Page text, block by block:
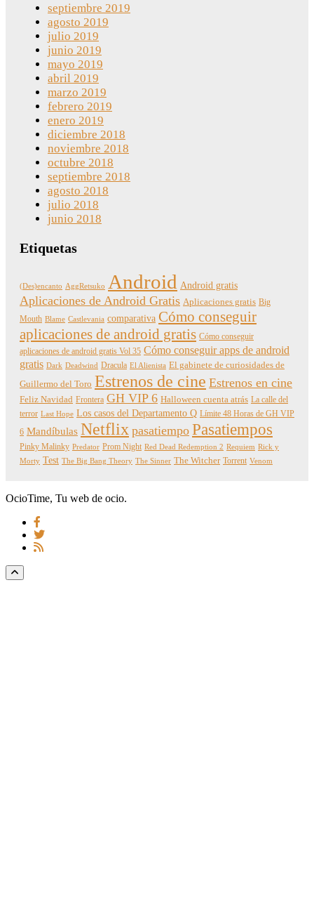
septiembre 2019
agosto 2019
julio 2019
junio 2019
mayo 2019
abril 2019
marzo 2019
febrero 2019
enero 2019
diciembre 2018
noviembre 2018
octubre 2018
septiembre 2018
agosto 2018
julio 2018
junio 2018
Etiquetas
(Des)encanto AggRetsuko Android Android gratis
Aplicaciones de Android Gratis Aplicaciones gratis Big
Mouth Blame Castlevania comparativa Cómo conseguir
aplicaciones de android gratis Cómo conseguir
aplicaciones de android gratis Vol 35 Cómo conseguir apps de android
gratis Dark Deadwind Dracula El Alienista El gabinete de curiosidades de
Guillermo del Toro Estrenos de cine Estrenos en cine
Feliz Navidad Frontera GH VIP 6 Halloween cuenta atrás La calle del
terror Last Hope Los casos del Departamento Q Límite 48 Horas de GH VIP
6 Mandíbulas Netflix pasatiempo Pasatiempos
Pinky Malinky Predator Prom Night Red Dead Redemption 2 Requiem Rick y
Morty Test The Big Bang Theory The Sinner The Witcher Torrent Venom
OcioTime, Tu web de ocio.